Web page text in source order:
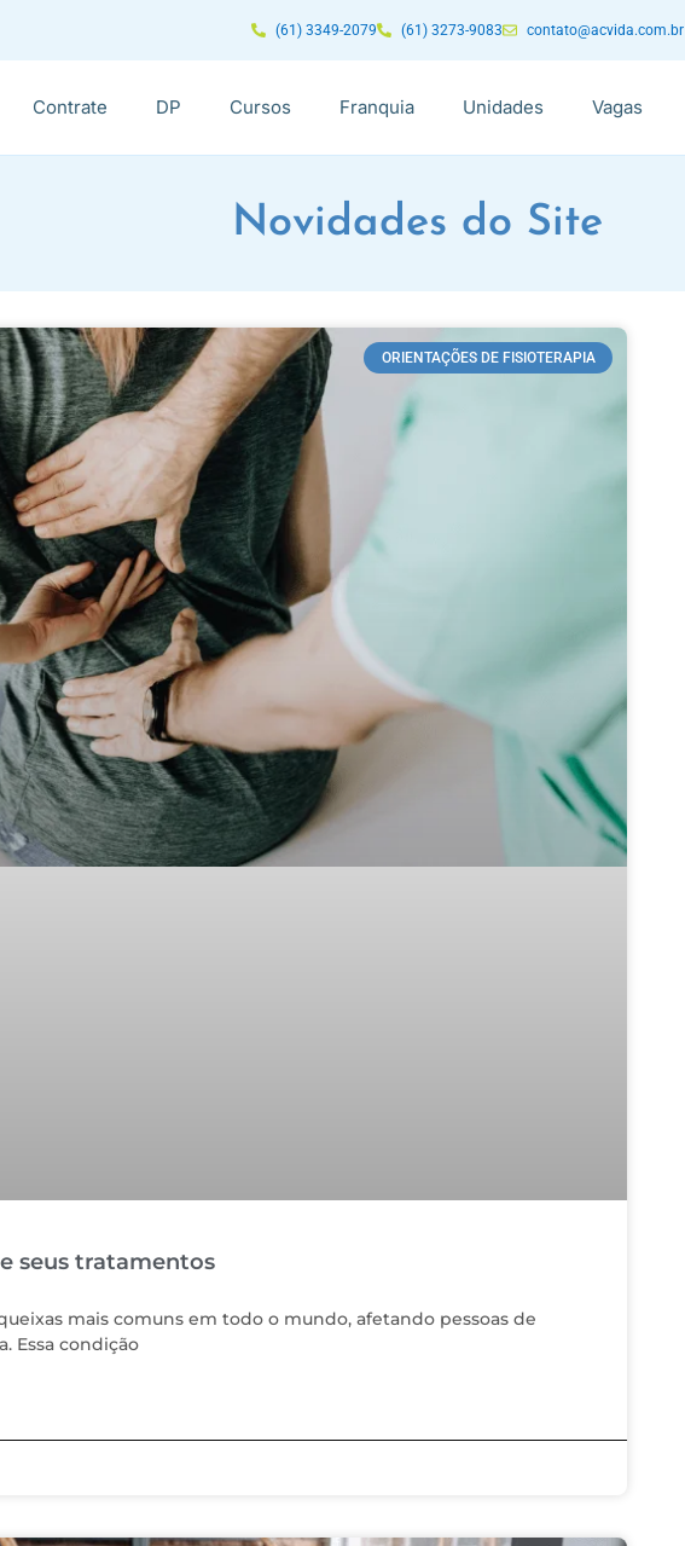
(61) 3349-2079 (61) 3273-9083 contato@acvida.com.br
Contrate DP Cursos Franquia Unidades Vagas
Novidades do Site
ORIENTAÇÕES DE FISIOTERAPIA
seus tratamentos
mais comuns em todo o mundo, afetando pessoas de
Essa condição